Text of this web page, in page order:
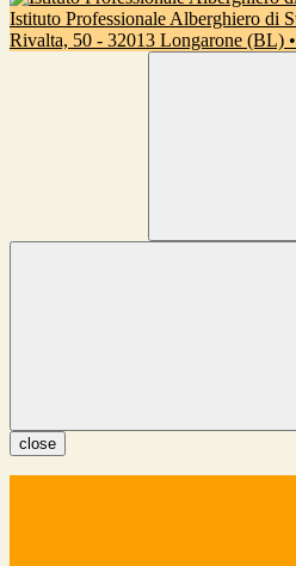
Istituto Professionale Alberghiero di
Rivalta, 50 - 32013 Longarone (BL)
close